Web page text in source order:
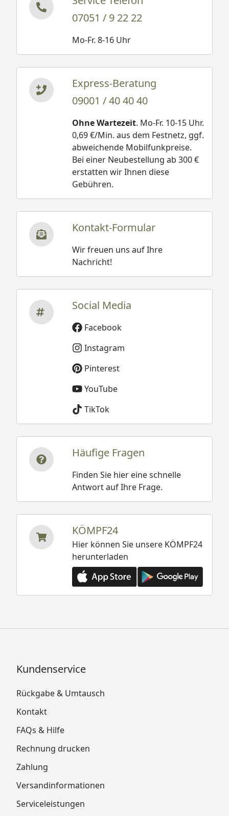
07051 / 9 22 22
Mo-Fr. 8-16 Uhr
Express-Beratung
09001 / 40 40 40
Ohne Wartezeit. Mo-Fr. 10-15 Uhr.
0,69 €/Min. aus dem Festnetz, ggf.
abweichende Mobilfunkpreise.
Bei einer Neubestellung ab 300 €
erstatten wir Ihnen diese
Gebühren.
Kontakt-Formular
Wir freuen uns auf Ihre
Nachricht!
Social Media
Facebook
Instagram
Pinterest
YouTube
TikTok
Häufige Fragen
Finden Sie hier eine schnelle
Antwort auf Ihre Frage.
KÖMPF24
Hier können Sie unsere KÖMPF24
herunterladen
Kundenservice
Rückgabe & Umtausch
Kontakt
FAQs & Hilfe
Rechnung drucken
Zahlung
Versandinformationen
Serviceleistungen